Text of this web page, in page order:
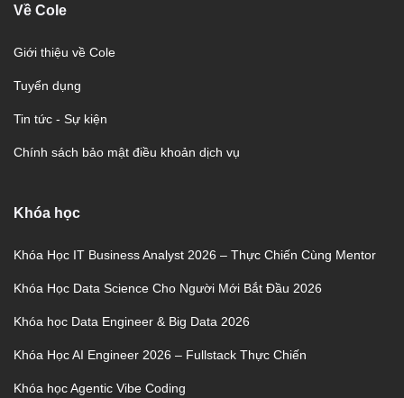
Về Cole
Giới thiệu về Cole
Tuyển dụng
Tin tức - Sự kiện
Chính sách bảo mật điều khoản dịch vụ
Khóa học
Khóa Học IT Business Analyst 2026 – Thực Chiến Cùng Mentor
Khóa Học Data Science Cho Người Mới Bắt Đầu 2026
Khóa học Data Engineer & Big Data 2026
Khóa Học AI Engineer 2026 – Fullstack Thực Chiến
Khóa học Agentic Vibe Coding